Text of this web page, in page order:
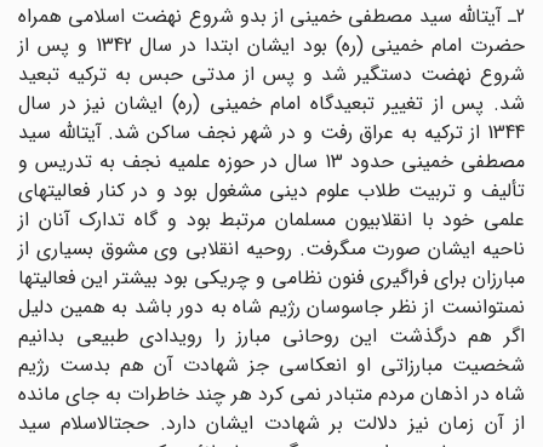
2ـ آیت‏اللّه‏ سید مصطفى خمینى از بدو شروع نهضت اسلامى همراه
حضرت امام خمینى (ره) بود ایشان ابتدا در سال 1342 و پس از
شروع نهضت دستگیر شد و پس از مدتى حبس به ترکیه تبعید
شد. پس از تغییر تبعیدگاه امام خمینى (ره) ایشان نیز در سال
1344 از ترکیه به عراق رفت و در شهر نجف ساکن شد. آیت‏اللّه‏ سید
مصطفى خمینى حدود 13 سال در حوزه علمیه نجف به تدریس و
تألیف و تربیت طلاب علوم دینى مشغول بود و در کنار فعالیت‏هاى
علمى خود با انقلابیون مسلمان مرتبط بود و گاه تدارک آنان از
ناحیه ایشان صورت مى‏گرفت. روحیه انقلابى وى مشوق بسیارى از
مبارزان براى فراگیرى فنون نظامى و چریکى بود بیشتر این فعالیتها
نمى‏توانست از نظر جاسوسان رژیم شاه به دور باشد به همین دلیل
اگر هم درگذشت این روحانى مبارز را رویدادى طبیعى بدانیم
شخصیت مبارزاتى او انعکاسى جز شهادت آن هم بدست رژیم
شاه در اذهان مردم متبادر نمى کرد هر چند خاطرات به جاى مانده
از آن زمان نیز دلالت بر شهادت ایشان دارد. حجت‏الاسلام سید